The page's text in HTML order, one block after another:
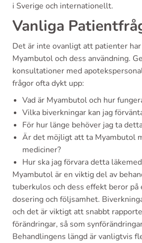
i Sverige och internationellt.
Vanliga
Det är inte ovanligt att patienter
Myambutol och dess användning.
konsultationer med
frågor ofta dykt upp:
Vad är Myambutol och hur
Vilka biverkningar kan jag
För hur länge behöver jag ta
Är det möjligt att ta Myambutol
mediciner?
Hur ska jag förvara detta
Myambutol är en viktig del av
tuberkulos och dess effekt beror på
dosering och följsamhet.
och det är viktigt att snabbt
förändringar, så som
Behandlingens längd är vanligtvis